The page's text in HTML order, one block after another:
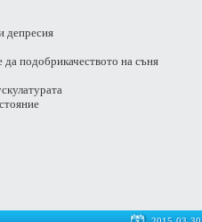
депресия
подобрикачеството на съня